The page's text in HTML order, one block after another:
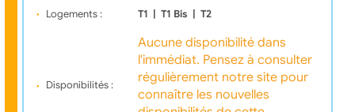
Logements : T1 T1 Bis T2
Disponibilités :
Aucune disponibilité dans
l'immédiat. Pensez à consulter
régulièrement notre site pour
connaître les nouvelles